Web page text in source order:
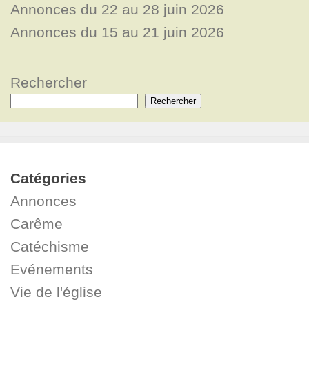
Annonces du 22 au 28 juin 2026
Annonces du 15 au 21 juin 2026
Rechercher
Rechercher
Catégories
Annonces
Carême
Catéchisme
Evénements
Vie de l'église